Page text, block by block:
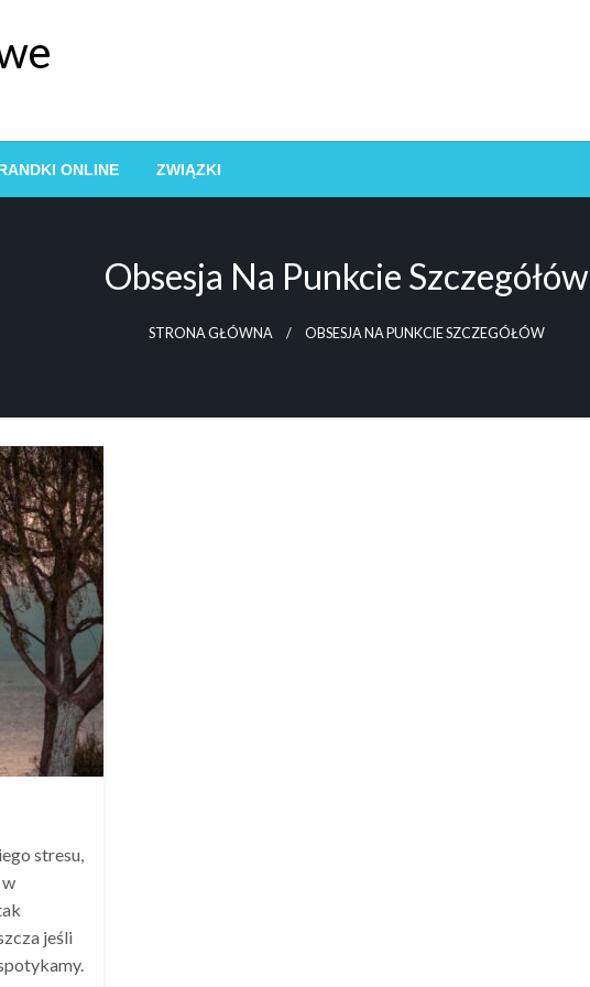
ONLINE ZWIĄZKI
Obsesja Na Punkcie Szczegółów
STRONA GŁÓWNA OBSESJA NA PUNKCIE SZCZEGÓŁÓW
stresu,
w
jeśli